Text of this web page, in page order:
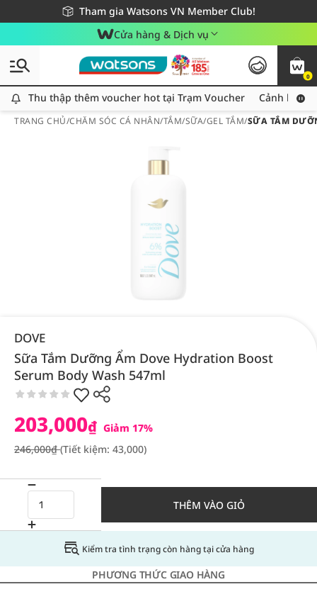
Tham gia Watsons VN Member Club!
Miễn phí giao hàng cho đơn hàng từ 249,000Đ
Giao hàng nhanh 24h - Áp dụng khu vực TP. Hồ Chí Minh
Cửa hàng & Dịch vụ
0
Thu thập thêm voucher hot tại Trạm Voucher
Thu thập thêm voucher hot tại Trạm Voucher Cảnh báo
TRANG CHỦ/CHĂM SÓC CÁ NHÂN/TẮM/SỮA/GEL TẮM/SỮA TẮM
DOVE
Sữa Tắm Dưỡng Ẩm Dove Hydration Boost
Serum Body Wash 547ml
203,000₫ Giảm 17%
246,000₫(Tiết kiệm: 43,000)
THÊM VÀO GIỎ
Kiểm tra tình trạng còn hàng tại cửa hàng
PHƯƠNG THỨC GIAO HÀNG